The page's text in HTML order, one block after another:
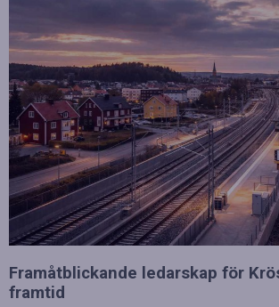
Framåtblickande ledarskap för
framtid